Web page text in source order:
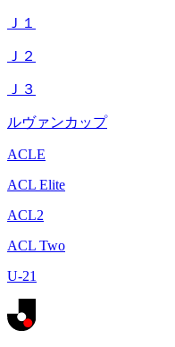
Ｊ１
Ｊ２
Ｊ３
ルヴァンカップ
ACLE
ACL Elite
ACL2
ACL Two
U-21